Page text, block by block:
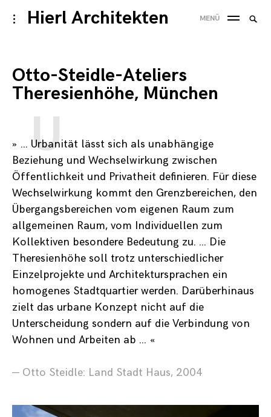
Skip
to
Hierl Architekten
toggle
MENÜ
Otto-Steidle-Ateliers
Theresienhöhe, München
» … Urbanität lässt sich als unabhängige
Beziehung und Wechselwirkung zwischen
Öffentlichkeit und Privatheit definieren. Für diese
Wechselwirkung kommt den Grenzbereichen, den
Übergangsbereichen vom eigenen Raum zum
allgemeinen Raum, vom Individuellen zum
Kollektiven besondere Bedeutung zu. … Die
Theresienhöhe soll trotz unterschiedlicher
Einzelprojekte und Architektursprachen ein
homogenes Stadtquartier werden. Darüberhinaus
zielt das urbane Konzept nicht auf die
Unterscheidung sondern auf die Verbindung von
Wohnen und Arbeiten ab … «
— Otto Steidle: Land Stadt Haus, 2004
Suche